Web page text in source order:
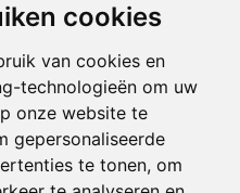
cookies
van cookies en
technologieën om uw
onze website te
gepersonaliseerde
te tonen, om